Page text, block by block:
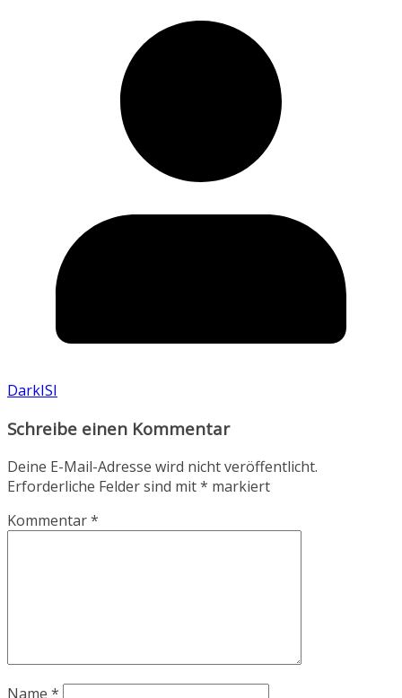
DarkISI
Schreibe einen Kommentar
Deine E-Mail-Adresse wird nicht veröffentlicht.
Erforderliche Felder sind mit* markiert
Kommentar*
Name *